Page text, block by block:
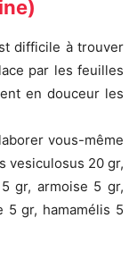
difficile à trouver
par les feuilles
en douceur les
vous-même
vesiculosus 20 gr,
gr, armoise 5 gr,
5 gr, hamamélis 5